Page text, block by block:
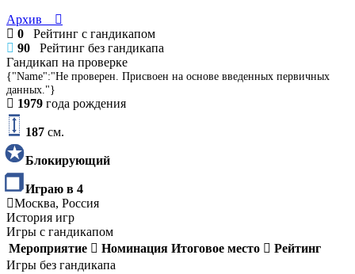
Архив
0 Рейтинг с гандикапом
90 Рейтинг без гандикапа
Гандикап на проверке
{"Name":"Не проверен. Присвоен на основе введенных первичных
данных."}
1979 года рождения
187 см.
Блокирующий
Играю в 4
Москва, Россия
История игр
Игры с гандикапом
Мероприятие
Номинация Итоговое место
Рейтинг
Игры без гандикапа